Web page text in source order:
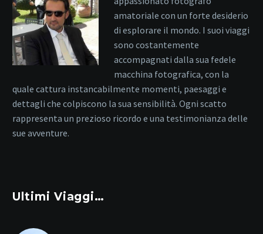
amatoriale con un forte desiderio
di esplorare il mondo. I suoi viaggi
sono costantemente
accompagnati dalla sua fedele
macchina fotografica, con la
quale cattura instancabilmente momenti, paesaggi e
dettagli che colpiscono la sua sensibilità. Ogni scatto
rappresenta un prezioso ricordo e una testimonianza delle
sue avventure.
Ultimi Viaggi…